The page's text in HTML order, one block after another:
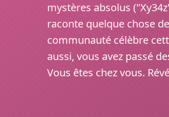
mystères absolus
raconte quelque chose
communauté célèbre
aussi, vous avez passé
Vous êtes chez vous.